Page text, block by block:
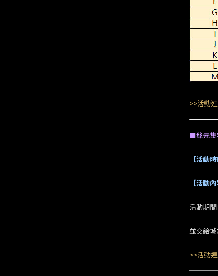
>>活動
■絲元集
【活動
【活動
活動期
並交給
>>活動